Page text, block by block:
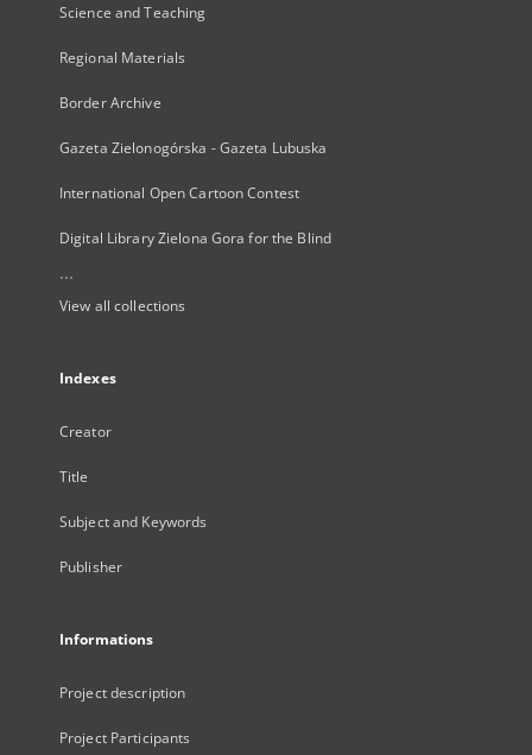
Science and Teaching
Regional Materials
Border Archive
Gazeta Zielonogórska - Gazeta Lubuska
International Open Cartoon Contest
Digital Library Zielona Gora for the Blind
...
View all collections
Indexes
Creator
Title
Subject and Keywords
Publisher
Informations
Project description
Project Participants